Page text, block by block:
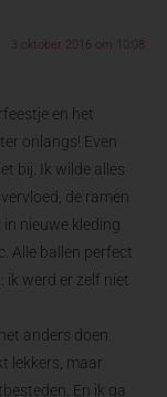
3 oktober 2016 om 10:08
en het
onlangs! Even
bij. Ik wilde alles
de ramen
nieuwe kleding
Alle ballen perfect
ik werd er zelf niet
anders doen.
lekkers, maar
En ik ga